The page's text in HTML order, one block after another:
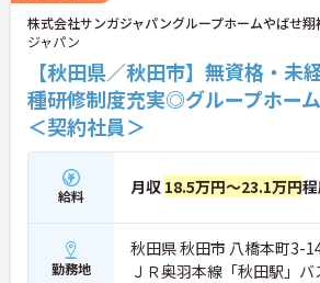
株式会社サンガジャパングループホームやばせ翔
ジャパン
【秋田県／秋田市】無資格・未
種研修制度充実◎グループホー
＜契約社員＞
給料 月収 18.5万円～23.1万円
勤務地
秋田県 秋田市 八橋本町3-
ＪＲ奥羽本線「秋田駅」